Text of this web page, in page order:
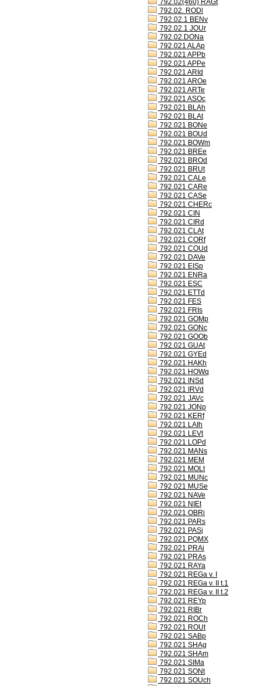
792.02(460) RAGt
792.02. RODl
792.02.1 BENv
792.02.1 JOUr
792.02.DONa
792.021 ALAp
792.021 APPb
792.021 APPe
792.021 ARId
792.021 AROe
792.021 ARTe
792.021 ASOc
792.021 BLAh
792.021 BLAt
792.021 BONe
792.021 BOUd
792.021 BOWm
792.021 BREe
792.021 BROd
792.021 BRUt
792.021 CALe
792.021 CARe
792.021 CASe
792.021 CHERc
792.021 CIN
792.021 CIRd
792.021 CLAt
792.021 CORf
792.021 COUd
792.021 DAVe
792.021 EISp
792.021 ENRa
792.021 ESC
792.021 ETTd
792.021 FES
792.021 FRIs
792.021 GOMp
792.021 GONc
792.021 GOOb
792.021 GUAt
792.021 GYEd
792.021 HAKh
792.021 HOWq
792.021 INSd
792.021 IRVd
792.021 JAVc
792.021 JONp
792.021 KERf
792.021 LAIh
792.021 LEVt
792.021 LOPd
792.021 MANs
792.021 MEM
792.021 MOLt
792.021 MUNc
792.021 MUSe
792.021 NAVe
792.021 NIEt
792.021 OBRi
792.021 PARs
792.021 PASj
792.021 PQMX
792.021 PRAi
792.021 PRAs
792.021 RAYa
792.021 REGa v. I
792.021 REGa v. II t.1
792.021 REGa v. II t.2
792.021 REYp
792.021 RIBr
792.021 ROCh
792.021 ROUt
792.021 SABp
792.021 SHAg
792.021 SHAm
792.021 SIMa
792.021 SONt
792.021 SOUch